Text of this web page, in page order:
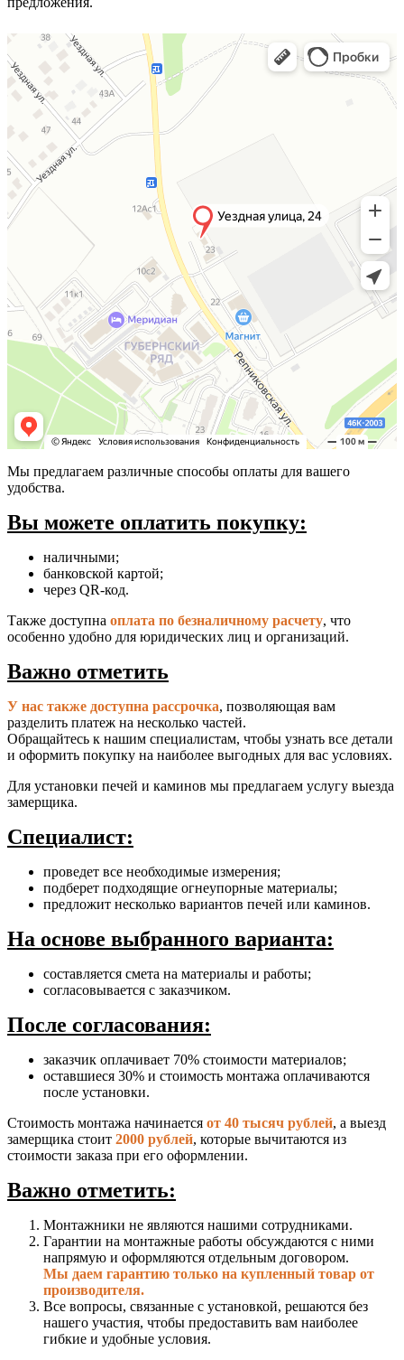
Мы предлагаем различные способы оплаты для вашего
удобства.
Вы можете оплатить покупку:
наличными;
банковской картой;
через QR-код.
Также доступна оплата по безналичному расчету, что
особенно удобно для юридических лиц и организаций.
Важно отметить
У нас также доступна рассрочка, позволяющая вам
разделить платеж на несколько частей.
Обращайтесь к нашим специалистам, чтобы узнать все детали
и оформить покупку на наиболее выгодных для вас условиях.
Для установки печей и каминов мы предлагаем услугу выезда
замерщика.
Специалист:
проведет все необходимые измерения;
подберет подходящие огнеупорные материалы;
предложит несколько вариантов печей или каминов.
На основе выбранного варианта:
составляется смета на материалы и работы;
согласовывается с заказчиком.
После согласования:
заказчик оплачивает 70% стоимости материалов;
оставшиеся 30% и стоимость монтажа оплачиваются
после установки.
Стоимость монтажа начинается от 40 тысяч рублей, а выезд
замерщика стоит 2000 рублей, которые вычитаются из
стоимости заказа при его оформлении.
Важно отметить:
Монтажники не являются нашими сотрудниками.
Гарантии на монтажные работы обсуждаются с ними
напрямую и оформляются отдельным договором.
Мы даем гарантию только на купленный товар от
производителя.
Все вопросы, связанные с установкой, решаются без
нашего участия, чтобы предоставить вам наиболее
гибкие и удобные условия.